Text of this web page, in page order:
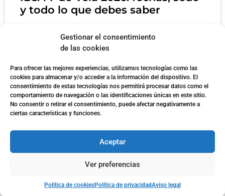
Gestionar el consentimiento
de las cookies
Para ofrecer las mejores experiencias, utilizamos tecnologías como las
cookies para almacenar y/o acceder a la información del dispositivo. El
consentimiento de estas tecnologías nos permitirá procesar datos como el
comportamiento de navegación o las identificaciones únicas en este sitio.
No consentir o retirar el consentimiento, puede afectar negativamente a
ciertas características y funciones.
Aceptar
Ver preferencias
Política de cookiesPolítica de privacidadAviso legal
y todo lo que debes saber
Campeonato Mundial Masculino ILCA 7 de
Vela 2026: fechas, sede y todo lo que debes
LEER MÁS »
EVENTOS - AGOSTO